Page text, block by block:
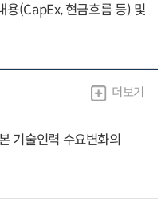
용(CapEx, 현금흐름 등) 및
더보기
기술인력 수요변화의